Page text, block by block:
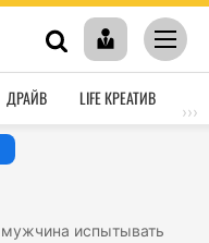
ДРАЙВ LIFE КРЕАТИВ
›››
испытывать